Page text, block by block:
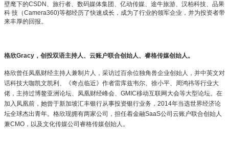
壁麾下的CSDN、旅行者、数码媒体集团、亿动传媒、途牛旅游、汉柏科技、品果
科 技（Camera360)等都经历了快速成长，成为了行业的领军企业，并为投资者带
来丰厚的回报。
格欣Gracy，创投双语主持人、云账户联合创始人、睿格传媒创始人。
格欣曾任凤凰财经主持人兼制片人，采访过百余位独角兽企业创始人，并中英文对
话科技大咖凯文凯利、《奇点临近》作者雷库兹韦尔、徐小平、周鸿祎等行业大
佬，主持过博鳌亚洲论坛、凤凰财经峰会、GMIC移动互联网大会等大型论坛。在
加入凤凰前，她曾于新加坡汇丰银行从事投资银行业务，2014年当选世界经济论
坛全球杰出青年。格欣现拥有两家公司，担任着金融SaaS公司云账户联合创始人
兼CMO，以及文化传媒公司睿格传媒创始人。